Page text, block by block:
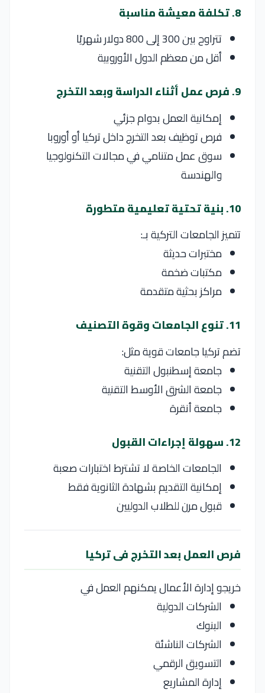
8. تكلفة معيشة مناسبة
تتراوح بين 300 إلى 800 دولار شهريًا
أقل من معظم الدول الأوروبية
9. فرص عمل أثناء الدراسة وبعد التخرج
إمكانية العمل بدوام جزئي
فرص توظيف بعد التخرج داخل تركيا أو أوروبا
سوق عمل متنامي في مجالات التكنولوجيا
والهندسة
10. بنية تحتية تعليمية متطورة
تتميز الجامعات التركية بـ:
مختبرات حديثة
مكتبات ضخمة
مراكز بحثية متقدمة
11. تنوع الجامعات وقوة التصنيف
تضم تركيا جامعات قوية مثل:
جامعة إسطنبول التقنية
جامعة الشرق الأوسط التقنية
جامعة أنقرة
12. سهولة إجراءات القبول
الجامعات الخاصة لا تشترط اختبارات صعبة
إمكانية التقديم بشهادة الثانوية فقط
قبول مرن للطلاب الدوليين
فرص العمل بعد التخرج فى تركيا
خريجوإدارة الأعماليمكنهم العمل في
الشركات الدولية
البنوك
الشركات الناشئة
التسويق الرقمي
إدارة المشاريع